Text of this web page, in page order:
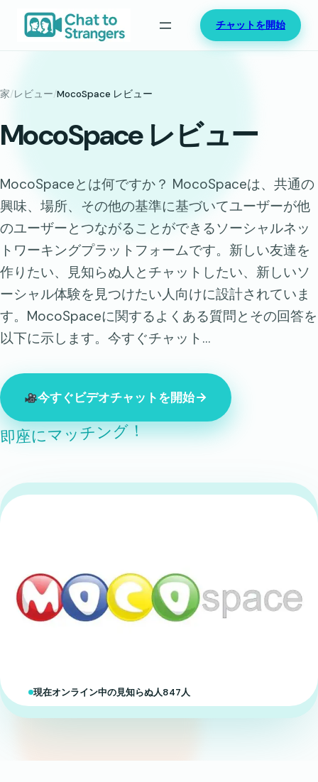
キ
プ
チャットを開始
家/レビュー/MocoSpace レビュー
MocoSpace レビュー
MocoSpaceとは何ですか？ MocoSpaceは、共通の
興味、場所、その他の基準に基づいてユーザーが他
のユーザーとつながることができるソーシャルネッ
トワーキングプラットフォームです。新しい友達を
作りたい、見知らぬ人とチャットしたい、新しいソ
ーシャル体験を見つけたい人向けに設計されていま
す。MocoSpaceに関するよくある質問とその回答を
以下に示します。今すぐチャット…
今すぐビデオチャットを開始
即座にマッチング！
現在オンライン中の見知らぬ人847人